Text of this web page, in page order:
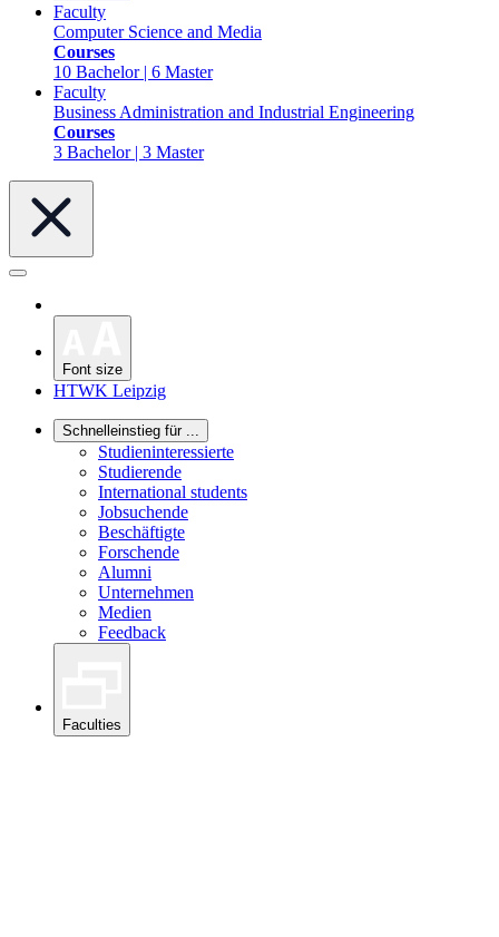
Faculty
Computer Science and Media
Courses
10 Bachelor | 6 Master
Faculty
Business Administration and Industrial Engineering
Courses
3 Bachelor | 3 Master
Font size
HTWK Leipzig
Schnelleinstieg für ...
Studieninteressierte
Studierende
International students
Jobsuchende
Beschäftigte
Forschende
Alumni
Unternehmen
Medien
Feedback
Faculties